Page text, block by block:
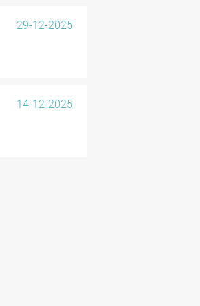
29-12-2025
14-12-2025